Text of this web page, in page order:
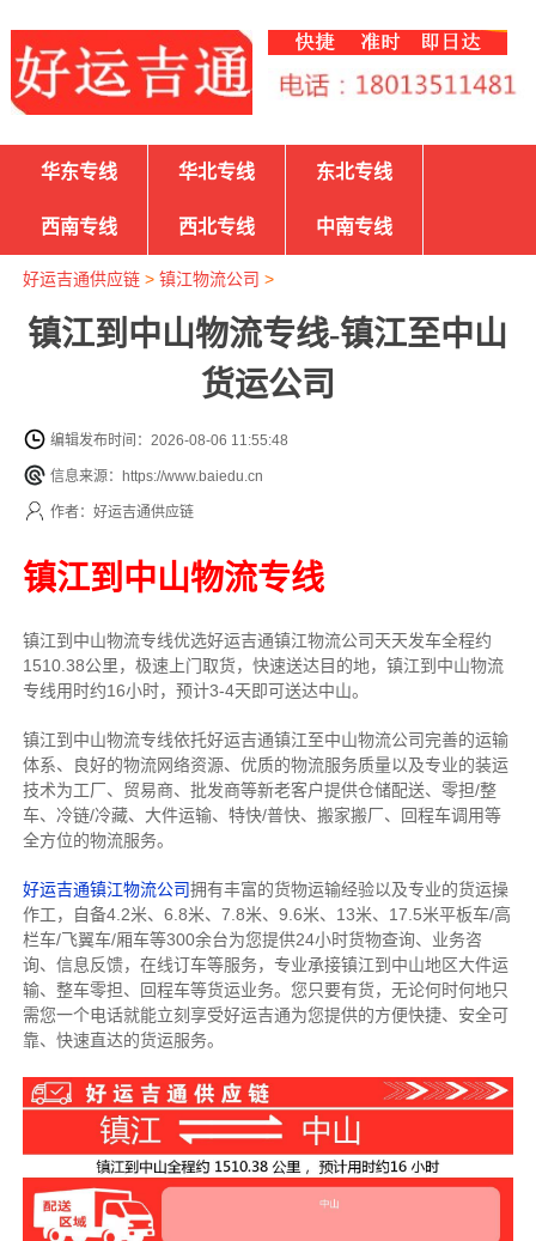
华东专线 华北专线 东北专线
西南专线 西北专线 中南专线
好运吉通供应链> 镇江物流公司 >
镇江到中山物流专线-镇江至中山
货运公司
编辑发布时间：2026-08-06 11:55:48
信息来源：https://www.baiedu.cn
作者：好运吉通供应链
镇江到中山物流专线
镇江到中山物流专线优选好运吉通镇江物流公司天天发车全程约
1510.38公里， 极速上门取货，快速送达目的地，镇江到中山物流
专线用时约16小时，预计3-4天即可送达中山。
镇江到中山物流专线依托好运吉通镇江至中山物流公司完善的运输
体系、良好的物流网络资源、优质的物流服务质量以及专业的装运
技术为工厂、贸易商、批发商等新老客户提供仓储配送、零担/整
车、冷链/冷藏、大件运输、特快/普快、搬家搬厂、回程车调用等
全方位的物流服务。
好运吉通镇江物流公司拥有丰富的货物运输经验以及专业的货运操
作工，自备4.2米、6.8米、7.8米、9.6米、13米、17.5米平板车/高
栏车/飞翼车/厢车等300余台为您提供24小时货物查询、业务咨
询、信息反馈，在线订车等服务， 专业承接镇江到中山地区大件运
输、整车零担、回程车等货运业务。 您只要有货，无论何时何地只
需您一个电话就能立刻享受好运吉通为您提供的方便快捷、安全可
靠、快速直达的货运服务。